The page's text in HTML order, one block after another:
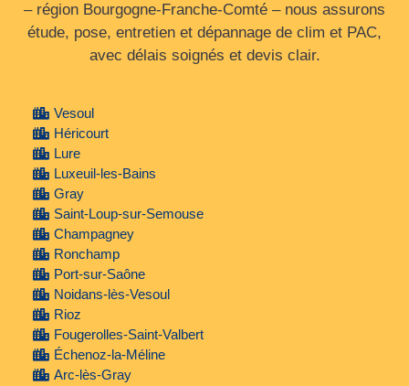
– région Bourgogne‑Franche‑Comté – nous assurons
étude, pose, entretien et dépannage de clim et PAC,
avec délais soignés et devis clair.
Vesoul
Héricourt
Lure
Luxeuil-les-Bains
Gray
Saint-Loup-sur-Semouse
Champagney
Ronchamp
Port-sur-Saône
Noidans-lès-Vesoul
Rioz
Fougerolles-Saint-Valbert
Échenoz-la-Méline
Arc-lès-Gray